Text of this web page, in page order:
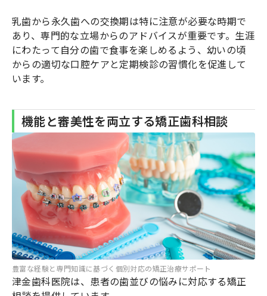
乳歯から永久歯への交換期は特に注意が必要な時期で
あり、専門的な立場からのアドバイスが重要です。生涯
にわたって自分の歯で食事を楽しめるよう、幼いの頃
からの適切な口腔ケアと定期検診の習慣化を促進して
います。
機能と審美性を両立する矯正歯科相談
豊富な経験と専門知識に基づく個別対応の矯正治療サポート
津金歯科医院は、患者の歯並びの悩みに対応する矯正